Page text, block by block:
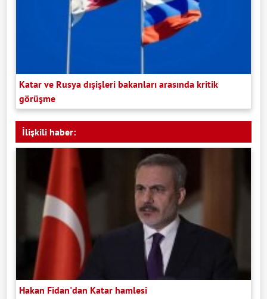
Katar ve Rusya dışişleri bakanları arasında kritik
görüşme
İlişkili haber:
Hakan Fidan'dan Katar hamlesi